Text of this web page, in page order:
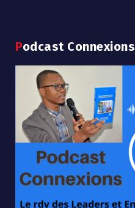
Podcast Connexions